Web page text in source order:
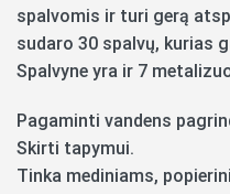
spalvomis ir turi gerą
sudaro 30 spalvų, kurias
Spalvyne yra ir 7
Pagaminti vandens
Skirti tapymui.
Tinka mediniams,